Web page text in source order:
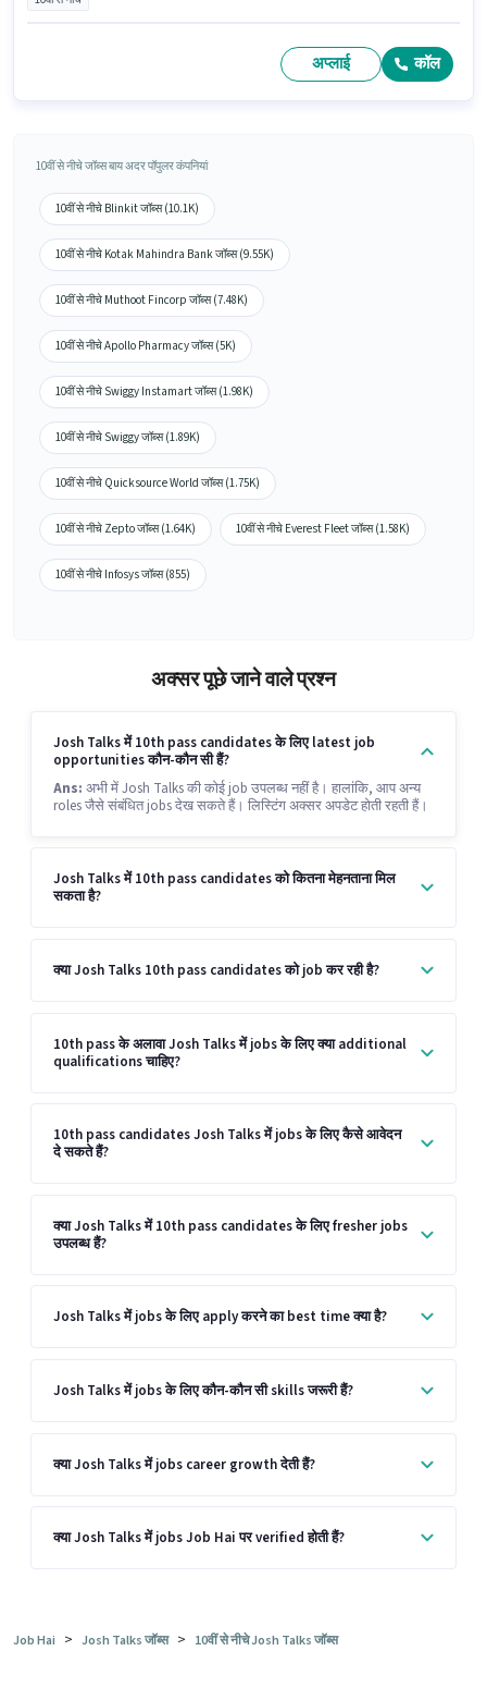
अप्लाई कॉल
10वीं से नीचे जॉब्स बाय अदर पॉपुलर कंपनियां
10वीं से नीचे Blinkit जॉब्स (10.1K)
10वीं से नीचे Kotak Mahindra Bank जॉब्स (9.55K)
10वीं से नीचे Muthoot Fincorp जॉब्स (7.48K)
10वीं से नीचे Apollo Pharmacy जॉब्स (5K)
10वीं से नीचे Swiggy Instamart जॉब्स (1.98K)
10वीं से नीचे Swiggy जॉब्स (1.89K)
10वीं से नीचे Quicksource World जॉब्स (1.75K)
10वीं से नीचे Zepto जॉब्स (1.64K) 10वीं से नीचे Everest Fleet जॉब्स (1.58K)
10वीं से नीचे Infosys जॉब्स (855)
अक्सर पूछे जाने वाले प्रश्न
Josh Talks में 10th pass candidates के लिए latest job
opportunities कौन-कौन सी हैं?
Ans: अभी में Josh Talks की कोई job उपलब्ध नहीं है। हालांकि, आप अन्य
roles जैसे संबंधित jobs देख सकते हैं। लिस्टिंग अक्सर अपडेट होती रहती हैं।
Josh Talks में 10th pass candidates को कितना मेहनताना मिल
सकता है?
क्या Josh Talks 10th pass candidates को job कर रही है?
10th pass के अलावा Josh Talks में jobs के लिए क्या additional
qualifications चाहिए?
10th pass candidates Josh Talks में jobs के लिए कैसे आवेदन
दे सकते हैं?
क्या Josh Talks में 10th pass candidates के लिए fresher jobs
उपलब्ध हैं?
Josh Talks में jobs के लिए apply करने का best time क्या है?
Josh Talks में jobs के लिए कौन-कौन सी skills जरूरी हैं?
क्या Josh Talks में jobs career growth देती हैं?
क्या Josh Talks में jobs Job Hai पर verified होती हैं?
Job Hai > Josh Talks जॉब्स > 10वीं से नीचे Josh Talks जॉब्स